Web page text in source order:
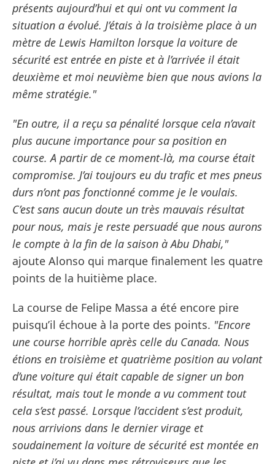
présents aujourd’hui et qui ont vu comment la
situation a évolué. J’étais à la troisième place à un
mètre de Lewis Hamilton lorsque la voiture de
sécurité est entrée en piste et à l’arrivée il était
deuxième et moi neuvième bien que nous avions la
même stratégie."
"En outre, il a reçu sa pénalité lorsque cela n’avait
plus aucune importance pour sa position en
course. A partir de ce moment-là, ma course était
compromise. J’ai toujours eu du trafic et mes pneus
durs n’ont pas fonctionné comme je le voulais.
C’est sans aucun doute un très mauvais résultat
pour nous, mais je reste persuadé que nous aurons
le compte à la fin de la saison à Abu Dhabi,"
ajoute Alonso qui marque finalement les quatre
points de la huitième place.
La course de Felipe Massa a été encore pire
puisqu’il échoue à la porte des points. "Encore
une course horrible après celle du Canada. Nous
étions en troisième et quatrième position au volant
d’une voiture qui était capable de signer un bon
résultat, mais tout le monde a vu comment tout
cela s’est passé. Lorsque l’accident s’est produit,
nous arrivions dans le dernier virage et
soudainement la voiture de sécurité est montée en